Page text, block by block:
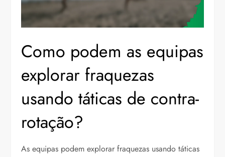
Como podem as equipas
explorar fraquezas
usando táticas de contra-
rotação?
As equipas podem explorar fraquezas usando táticas